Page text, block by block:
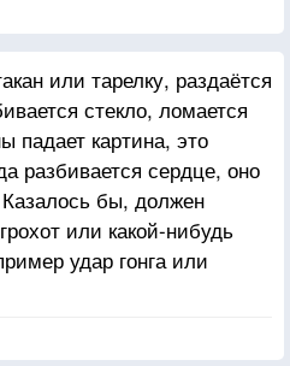
или тарелку, раздаётся
стекло, ломается
падает картина, это
разбивается сердце, оно
бы, должен
или какой-нибудь
удар гонга или
это происходит